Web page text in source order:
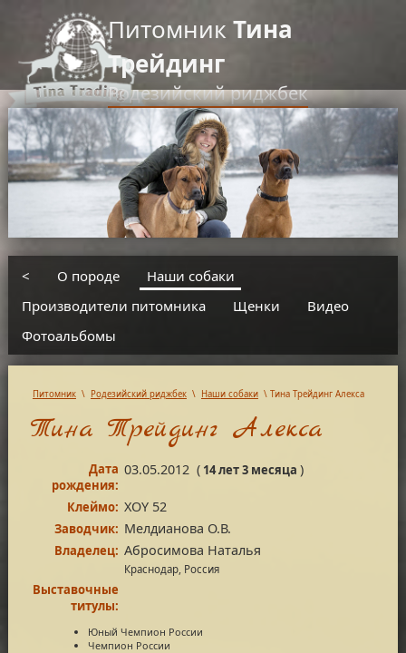
Питомник Тина
Трейдинг
Родезийский риджбек
введите текст для поиска
< О породе
Наши собаки
Производители питомника
Щенки
Видео
Фотоальбомы
Питомник \ Родезийский риджбек \ Наши собаки \ Тина Трейдинг Алекса
Тина Трейдинг Алекса
Дата
рождения:
03.05.2012(14 лет 3 месяца )
Клеймо: XOY 52
Заводчик: Мелдианова О.В.
Владелец: Абросимова Наталья
Краснодар, Россия
Выставочные
титулы:
Юный Чемпион России
Чемпион России